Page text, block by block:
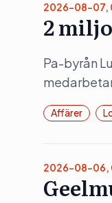
2026-08-07,
2
Pa-byrån
Affärer
2026-08-06,